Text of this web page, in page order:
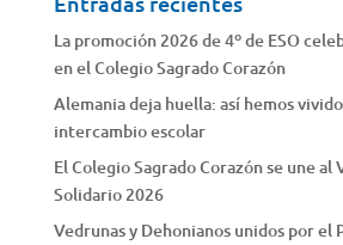
La promoción 2026 de 4º de ESO
en el Colegio Sagrado Corazón
Alemania deja huella: así hemos
intercambio escolar
El Colegio Sagrado Corazón se une al
Solidario 2026
Vedrunas y Dehonianos unidos por el